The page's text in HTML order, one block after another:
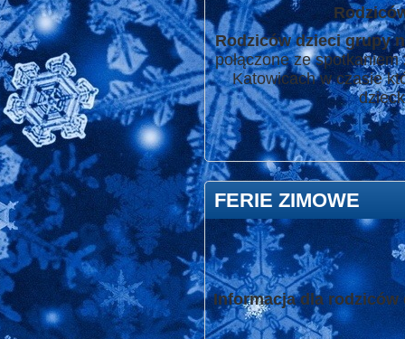
Rodziców dzieci grupy
połączone ze
Katowicach w czasie
FERIE ZIMOWE
Informacja dla rodziców